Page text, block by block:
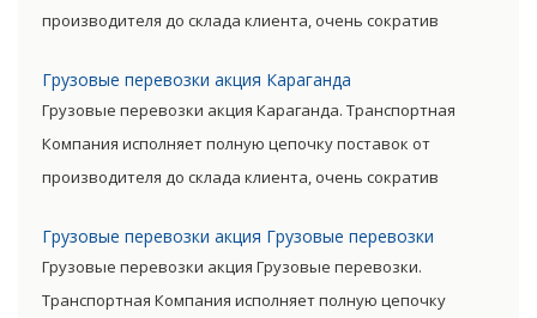
производителя до склада клиента, очень сократив
уменьшить транспортные затраты, существенно снизив
уровень итоговой цены товара.
Грузовые перевозки акция Караганда
Грузовые перевозки акция Караганда. Транспортная
Компания исполняет полную цепочку поставок от
производителя до склада клиента, очень сократив
уменьшить транспортные затраты, существенно снизив
уровень итоговой цены товара.
Грузовые перевозки акция Грузовые перевозки
Грузовые перевозки акция Грузовые перевозки.
Транспортная Компания исполняет полную цепочку